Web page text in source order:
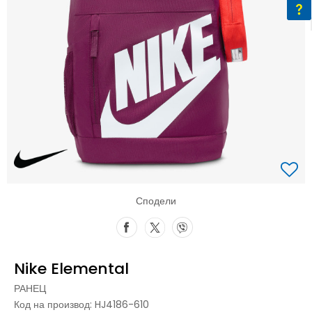
Сподели
Nike Elemental
РАНЕЦ
Код на производ: HJ4186-610